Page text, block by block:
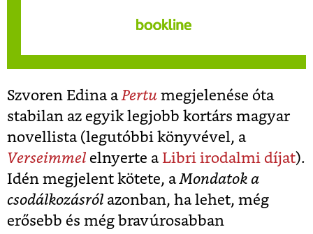
Szvoren Edina aPertu megjelenése óta
stabilan az egyik legjobb kortárs magyar
novellista (legutóbbi könyvével, a
Verseimmel elnyerte aLibri irodalmi díjat).
Idén megjelent kötete, aMondatok a
csodálkozásról azonban, ha lehet, még
erősebb és még bravúrosabban